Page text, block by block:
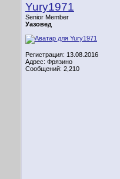
Yury1971
Senior Member
Уазовед
Регистрация: 13.08.2016
Адрес: Фрязино
Сообщений: 2,210